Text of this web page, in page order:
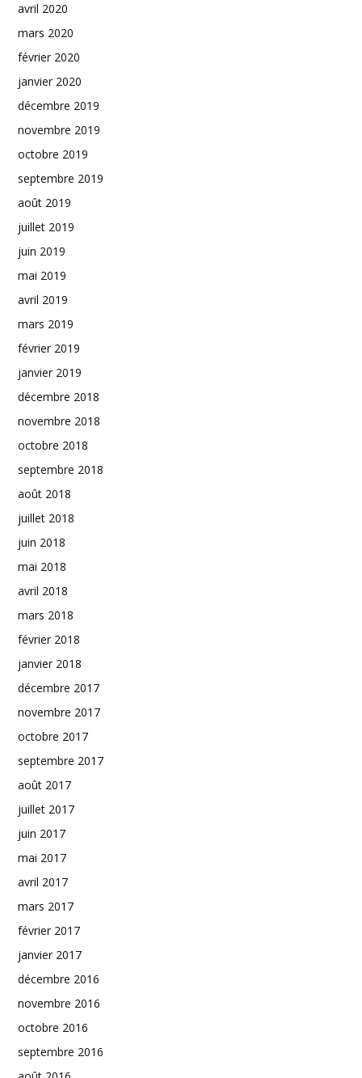
avril 2020
mars 2020
février 2020
janvier 2020
décembre 2019
novembre 2019
octobre 2019
septembre 2019
août 2019
juillet 2019
juin 2019
mai 2019
avril 2019
mars 2019
février 2019
janvier 2019
décembre 2018
novembre 2018
octobre 2018
septembre 2018
août 2018
juillet 2018
juin 2018
mai 2018
avril 2018
mars 2018
février 2018
janvier 2018
décembre 2017
novembre 2017
octobre 2017
septembre 2017
août 2017
juillet 2017
juin 2017
mai 2017
avril 2017
mars 2017
février 2017
janvier 2017
décembre 2016
novembre 2016
octobre 2016
septembre 2016